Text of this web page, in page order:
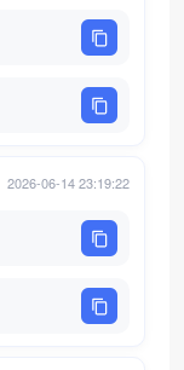
2026-06-14 23:19:22